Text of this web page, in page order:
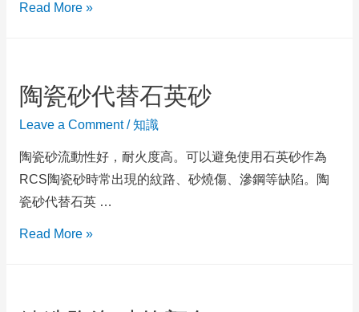
Read More »
陶瓷砂代替石英砂
Leave a Comment /知識
陶瓷砂流動性好，耐火度高。可以避免使用石英砂作為
RCS陶瓷砂時常出現的紋路、砂燒傷、滲鋼等缺陷。陶
瓷砂代替石英 …
Read More »